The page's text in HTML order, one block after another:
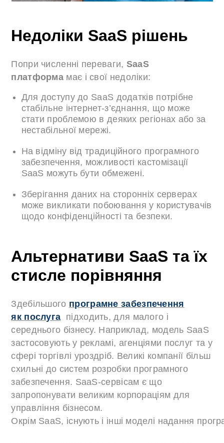
Недоліки SaaS рішень
Попри численні переваги, SaaS
платформа має і свої недоліки:
Для доступу до SaaS додатків потрібне
стабільне інтернет-з’єднання, що може
стати проблемою в деяких регіонах або за
нестабільної мережі.
На відміну від традиційного програмного
забезпечення, можливості кастомізації
SaaS можуть бути обмежені.
Зберігання даних на сторонніх серверах
може викликати побоювання у користувачів
щодо конфіденційності та безпеки.
Альтернативи SaaS та їх
стисле порівняння
Здебільшого програмне забезпечення
як послуга підходить, для малого і
середнього бізнесу. Наприклад, модель SaaS
застосовують у рекламі, агенціями послуг та у
сфері торгівлі уроздріб. Великі компанії більш
схильні до систем розробки програмного
забезпечення. SaaS-сервісам є що
запропонувати великим корпораціям для
управління бізнесом.
Окрім SaaS, існують і інші моделі надання